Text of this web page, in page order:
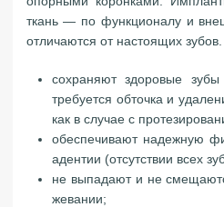
ткань — по функционалу и
отличаются от настоящих
сохраняют здоровые
требуется обточка и
как в случае с
обеспечивают надежную
адентии (отсутствии всех
не выпадают и не
жевании;